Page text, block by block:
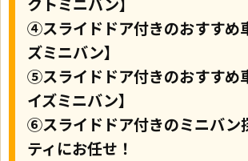
④スライドドア付きのおすすめ
ズミニバン】
⑤スライドドア付きのおすすめ
イズミニバン】
⑥スライドドア付きのミニバン
ティにお任せ！